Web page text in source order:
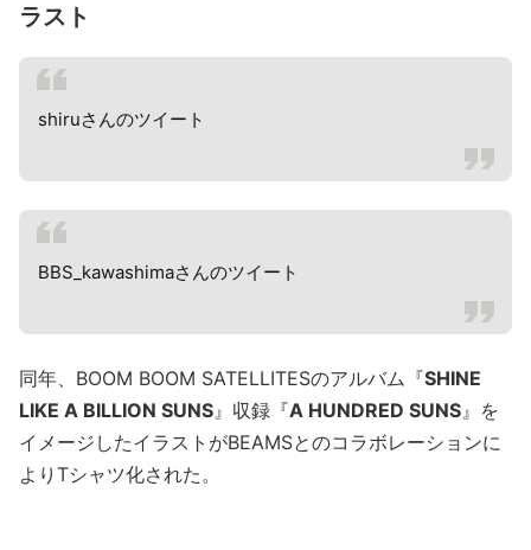
ラスト
shiruさんのツイート
BBS_kawashimaさんのツイート
同年、BOOM BOOM SATELLITESのアルバム『SHINE
LIKE A BILLION SUNS』収録『A HUNDRED SUNS』を
イメージしたイラストがBEAMSとのコラボレーションに
よりTシャツ化された。